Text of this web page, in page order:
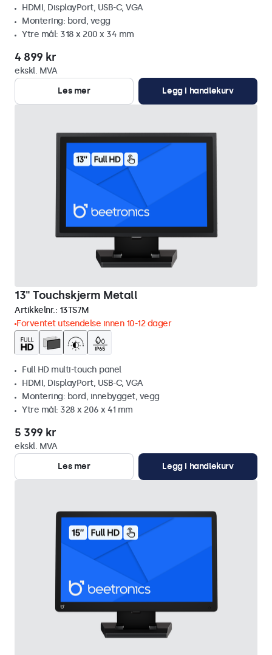
HDMI, DisplayPort, USB-C, VGA
Montering: bord, vegg
Ytre mål: 318 x 200 x 34 mm
4 899 kr
ekskl. MVA
Les mer
Legg i handlekurv
13" Touchskjerm Metall
Artikkelnr.: 13TS7M
Forventet utsendelse innen 10-12 dager
Full HD multi-touch panel
HDMI, DisplayPort, USB-C, VGA
Montering: bord, innebygget, vegg
Ytre mål: 328 x 206 x 41 mm
5 399 kr
ekskl. MVA
Les mer
Legg i handlekurv